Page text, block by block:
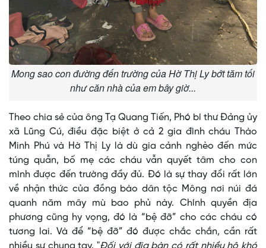
Mong sao con đường đến trường của Hờ Thị Ly bớt tăm tối
như căn nhà của em bây giờ...
Theo chia sẻ của ông Tạ Quang Tiến, Phó bí thư Đảng ủy
xã Lũng Cú, điều đặc biệt ở cả 2 gia đình cháu Thào
Minh Phú và Hờ Thị Ly là dù gia cảnh nghèo đến mức
túng quẫn, bố mẹ các cháu vẫn quyết tâm cho con
mình được đến trường đầy đủ. Đó là sự thay đổi rất lớn
về nhận thức của đồng bào dân tộc Mông nơi núi đá
quanh năm mây mù bao phủ này. Chính quyền địa
phương cũng hy vọng, đó là “bệ đỡ” cho các cháu có
tương lai. Và để “bệ đỡ” đó được chắc chắn, cần rất